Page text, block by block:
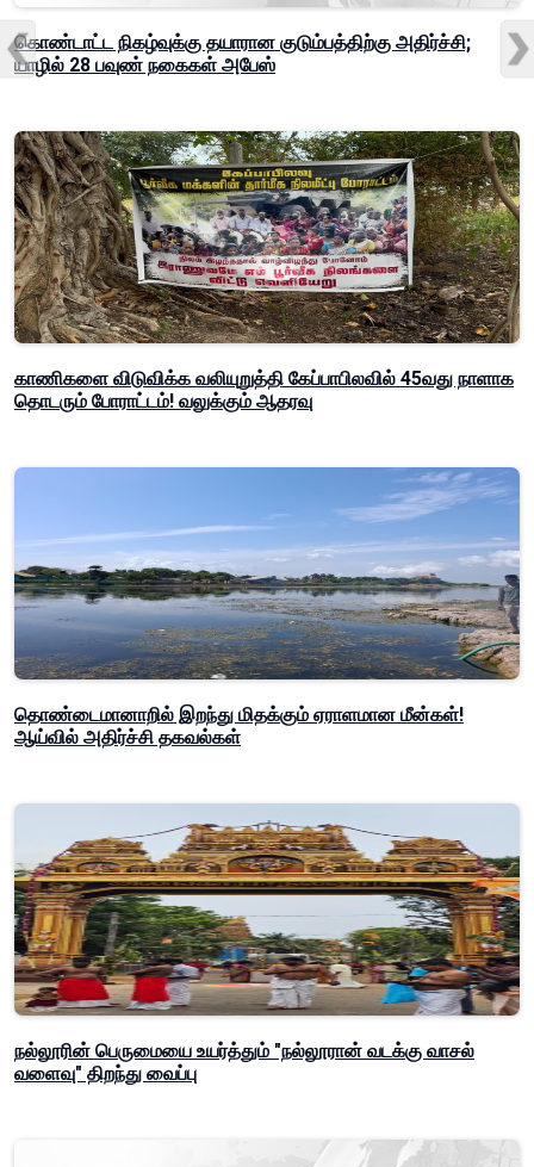
கொண்டாட்ட நிகழ்வுக்கு தயாரான குடும்பத்திற்கு அதிர்ச்சி;
யாழில் 28 பவுண் நகைகள் அபேஸ்
காணிகளை விடுவிக்க வலியுறுத்தி கேப்பாபிலவில் 45வது நாளாக
தொடரும் போராட்டம்! வலுக்கும் ஆதரவு
தொண்டைமானாறில் இறந்து மிதக்கும் ஏராளமான மீன்கள்!
ஆய்வில் அதிர்ச்சி தகவல்கள்
நல்லூரின் பெருமையை உயர்த்தும் "நல்லூரான் வடக்கு வாசல்
வளைவு" திறந்து வைப்பு